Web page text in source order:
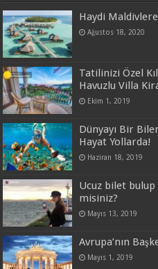
Haydi
Ağustos 18, 2020
Tatilinizi Özel
Havuzlu Villa
Ekim 1, 2019
Dünyayı Bir
Hayat Yollarda!
Haziran 18, 2019
Ucuz bilet
misiniz?
Mayıs 13, 2019
Avrupa’nın
Mayıs 1, 2019